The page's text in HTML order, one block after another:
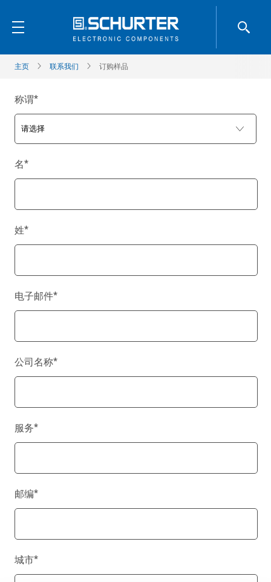
主页 联系我们 订购样品
称谓*
名*
姓*
电子邮件*
公司名称*
服务*
邮编*
城市*